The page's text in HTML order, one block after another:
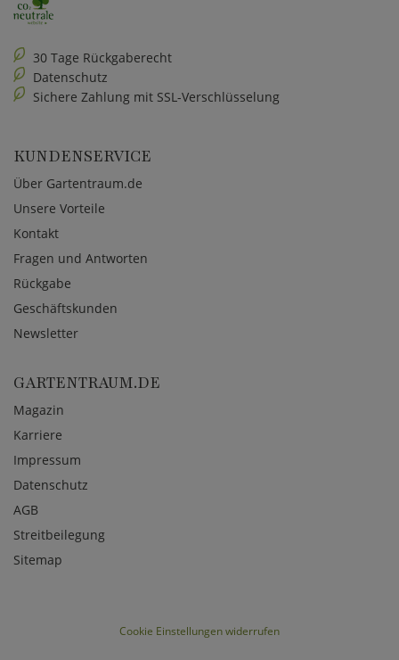
30 Tage Rückgaberecht
Datenschutz
Sichere Zahlung mit SSL-Verschlüsselung
KUNDENSERVICE
Über Gartentraum.de
Unsere Vorteile
Kontakt
Fragen und Antworten
Rückgabe
Geschäftskunden
Newsletter
GARTENTRAUM.DE
Magazin
Karriere
Impressum
Datenschutz
AGB
Streitbeilegung
Sitemap
Cookie Einstellungen widerrufen